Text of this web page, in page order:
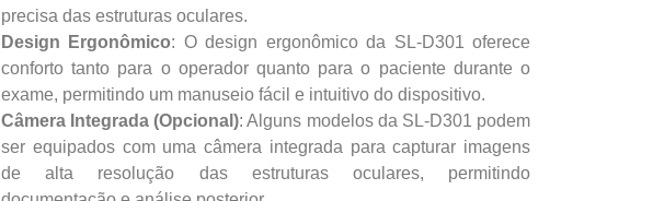
precisa das estruturas oculares.
Design Ergonômico: O design ergonômico da SL-D301 oferece
conforto tanto para o operador quanto para o paciente durante o
exame, permitindo um manuseio fácil e intuitivo do dispositivo.
Câmera Integrada (Opcional): Alguns modelos da SL-D301 podem
ser equipados com uma câmera integrada para capturar imagens
de alta resolução das estruturas oculares, permitindo